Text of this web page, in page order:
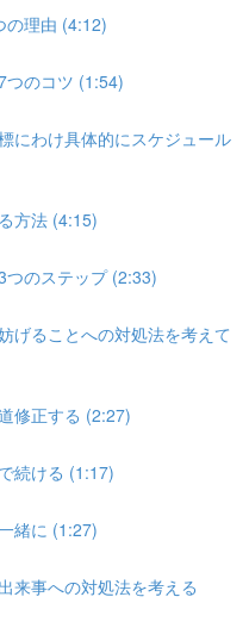
の理由 (4:12)
つのコツ (1:54)
にわけ具体的にスケジュール
方法 (4:15)
つのステップ (2:33)
げることへの対処法を考えて
修正する (2:27)
続ける (1:17)
緒に (1:27)
事への対処法を考える